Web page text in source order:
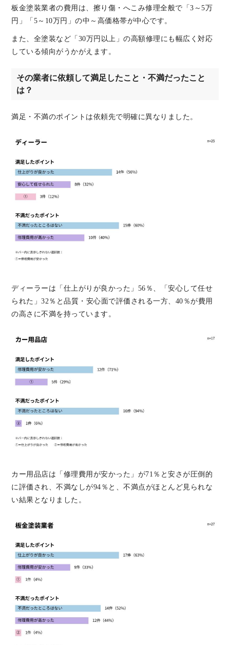
板金塗装業者の費用は、擦り傷・へこみ修理全般で「3～5万
円」「5～10万円」の中～高価格帯が中心です。
また、全塗装など「30万円以上」の高額修理にも幅広く対応
している傾向がうかがえます。
その業者に依頼して満足したこと・不満だったこと
は？
満足・不満のポイントは依頼先で明確に異なりました。
ディーラーは「仕上がりが良かった」56％、「安心して任せ
られた」32％と品質・安心面で評価される一方、40％が費用
の高さに不満を持っています。
カー用品店は「修理費用が安かった」が71％と安さが圧倒的
に評価され、不満なしが94％と、不満点がほとんど見られな
い結果となりました。